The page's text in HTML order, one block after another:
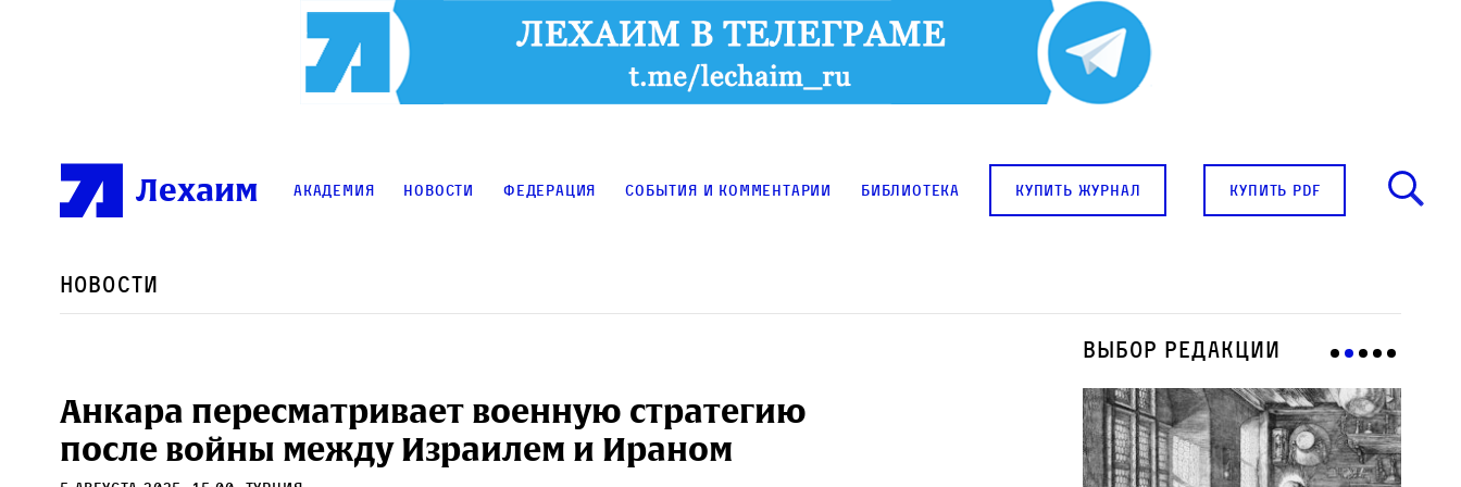
Лехаим Академия Новости Федерация События и комментарии Библиотека купить журнал купить pdf
Новости
Анкара пересматривает военную стратегию
после войны между Израилем и Ираном
Выбор редакции